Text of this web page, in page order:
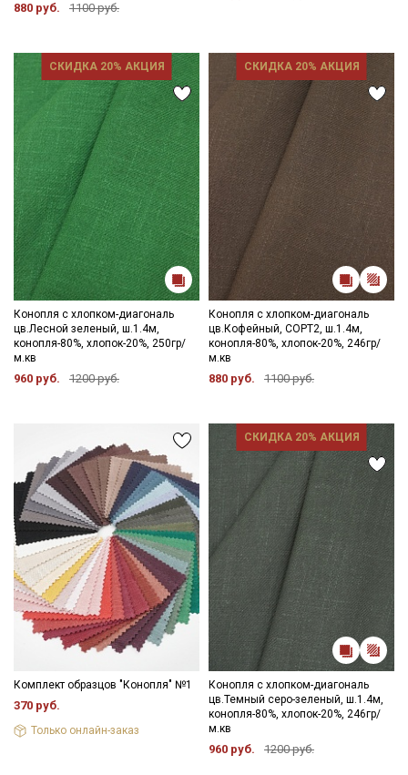
880 руб. 1100 руб.
СКИДКА 20% АКЦИЯ
Конопля с хлопком-диагональ
цв.Лесной зеленый, ш.1.4м,
конопля-80%, хлопок-20%, 250гр/
м.кв
960 руб. 1200 руб.
СКИДКА 20% АКЦИЯ
Конопля с хлопком-диагональ
цв.Кофейный, СОРТ2, ш.1.4м,
конопля-80%, хлопок-20%, 246гр/
м.кв
880 руб. 1100 руб.
Комплект образцов "Конопля" №1
370 руб.
Только онлайн-заказ
СКИДКА 20% АКЦИЯ
Конопля с хлопком-диагональ
цв.Темный серо-зеленый, ш.1.4м,
конопля-80%, хлопок-20%, 246гр/
м.кв
960 руб. 1200 руб.